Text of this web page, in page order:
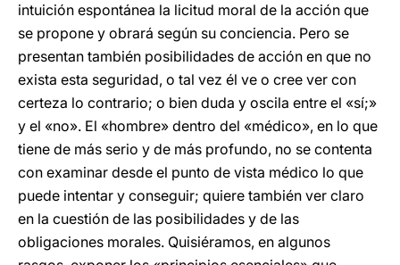
intuición espontánea la licitud moral de la acción que
se propone y obrará según su conciencia. Pero se
presentan también posibilidades de acción en que no
exista esta seguridad, o tal vez él ve o cree ver con
certeza lo contrario; o bien duda y oscila entre el «sí;»
y el «no». El «hombre» dentro del «médico», en lo que
tiene de más serio y de más profundo, no se contenta
con examinar desde el punto de vista médico lo que
puede intentar y conseguir; quiere también ver claro
en la cuestión de las posibilidades y de las
obligaciones morales. Quisiéramos, en algunos